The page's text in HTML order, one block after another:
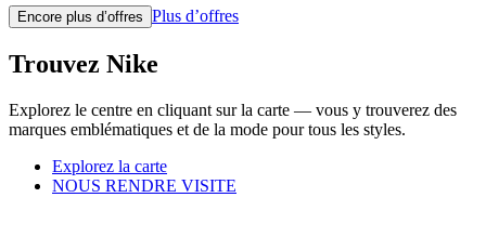
Encore plus d’offres Plus d’offres
Trouvez Nike
Explorez le centre en cliquant sur la carte — vous y trouverez des
marques emblématiques et de la mode pour tous les styles.
Explorez la carte
NOUS RENDRE VISITE